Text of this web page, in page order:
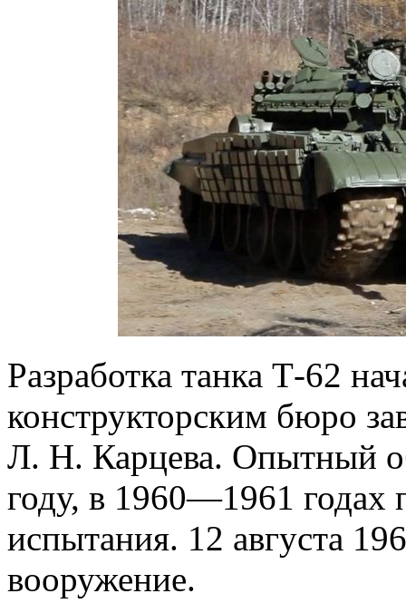
Разработка танка Т-62
конструкторским бюро
Л. Н. Карцева. Опытный
году, в 1960—1961 годах
испытания. 12 августа
вооружение.